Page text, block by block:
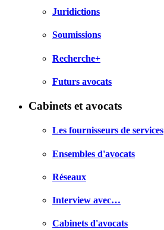
Juridictions
Soumissions
Recherche+
Futurs avocats
Cabinets et avocats
Les fournisseurs de services
Ensembles d'avocats
Réseaux
Interview avec…
Cabinets d'avocats